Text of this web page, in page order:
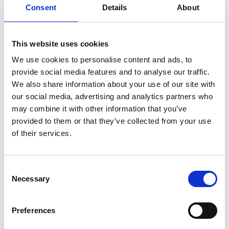
Consent Details About
This website uses cookies
We use cookies to personalise content and ads, to
provide social media features and to analyse our traffic.
We also share information about your use of our site with
our social media, advertising and analytics partners who
may combine it with other information that you’ve
provided to them or that they’ve collected from your use
of their services.
Selection
Necessary
Preferences
– Den skjermede plasseringen i Gismarvik er svært
nærhet til strategiske lokasjoner ute på sokkelen. Når
havvindprosjekter, får de litt bakoversveis når de ser
er veldig stort, sier Gåsøy.
Nøkkelperson på plass
I desember startet Torgeir Strøm som driftsleder på
Gismarvik Base. Strøm blir en nøkkelperson i
operatørrollen til GMC i havnen. GMC skal være et
– Jeg har gledet meg til å ta fatt på oppdraget og ser
frem til å jobbe med spennende prosjekter og ulike
– Haugaland Næringspark har et stort potensiale, og